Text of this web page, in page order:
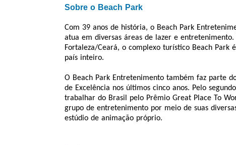
Sobre o Beach Park
Com 39 anos de história, o Beach Park
atua em diversas áreas de lazer e
Fortaleza/Ceará, o complexo turístico Beach Park
país inteiro.
O Beach Park Entretenimento também faz parte
de Excelência nos últimos cinco anos. Pelo
trabalhar do Brasil pelo Prêmio Great Place To
grupo de entretenimento por meio de suas
estúdio de animação próprio.